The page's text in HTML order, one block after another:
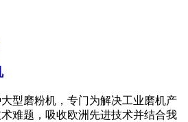
型磨粉机，专门为解决工业磨机产
难题，吸收欧洲先进技术并结合我